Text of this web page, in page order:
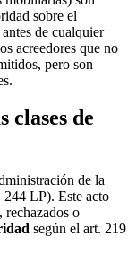
sobre el
de cualquier
acreedores que no
pero son
clases de
de la
244 LP). Este acto
rechazados o
según el art. 219